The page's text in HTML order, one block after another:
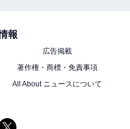
報
広告掲載
著作権・商標・免責事項
All About ニュースについて